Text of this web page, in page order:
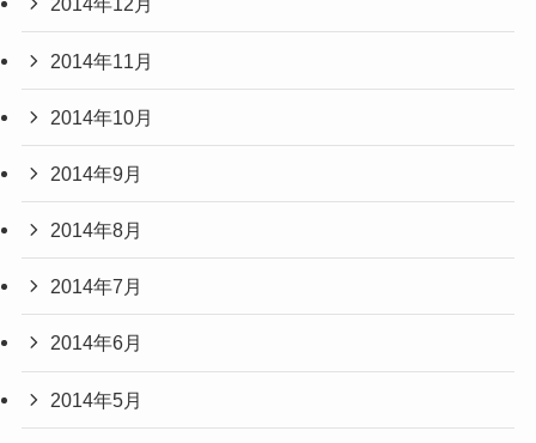
2014年11月
2014年10月
2014年9月
2014年8月
2014年7月
2014年6月
2014年5月